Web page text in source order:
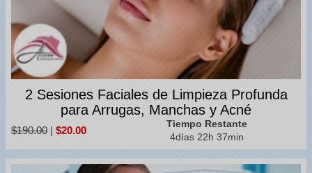
2 Sesiones Faciales de Limpieza Profunda
para Arrugas, Manchas y Acné
$190.00 | $20.00
Tiempo Restante
4días 22h 37min